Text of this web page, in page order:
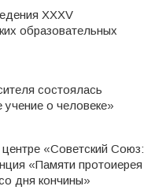
XXXV
образовательных
состоялась
о человеке»
«Советский Союз:
«Памяти протоиерея
дня кончины»